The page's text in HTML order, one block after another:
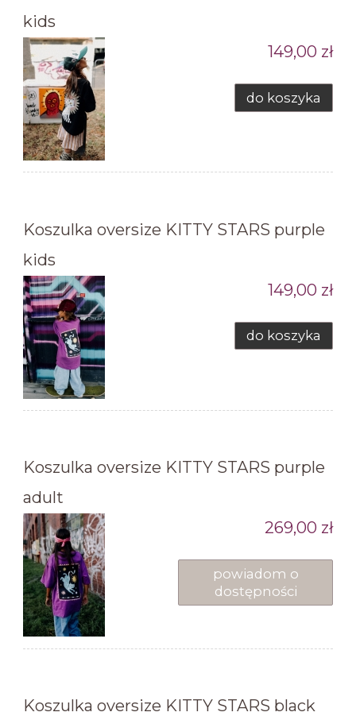
kids
149,00 zł
do koszyka
Koszulka oversize KITTY STARS purple
kids
149,00 zł
do koszyka
Koszulka oversize KITTY STARS purple
adult
269,00 zł
powiadom o
dostępności
Koszulka oversize KITTY STARS black